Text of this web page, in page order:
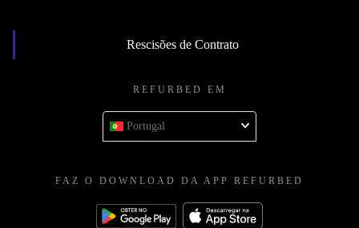
Rescisões de Contrato
REFURBED EM
Portugal
FAZ O DOWNLOAD DA APP REFURBED